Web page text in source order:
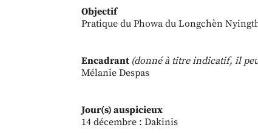
Objectif
Pratique du Phowa du Longchèn
Encadrant (donné à titre indicatif, il
Mélanie Despas
Jour(s) auspicieux
14 décembre : Dakinis